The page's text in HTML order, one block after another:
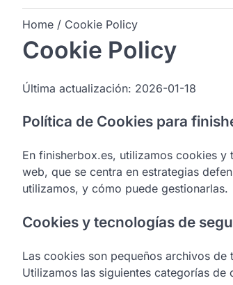
Home Cookie Policy
Cookie Policy
Última actualización: 2026-01-18
Política de Cookies para
En finisherbox.es, utilizamos cookies
web, que se centra en estrategias
utilizamos, y cómo puede gestionarlas.
Cookies y tecnologías de
Las cookies son pequeños archivos
Utilizamos las siguientes categorías de